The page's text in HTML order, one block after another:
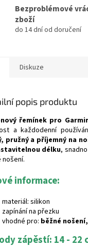
Bezproblémové
zboží
do 14 dní od doručení
Diskuze
popis produktu
řemínek pro
a každodenní
pružný a příjemný na
délku,
nošení.
informace:
materiál: silikon
zapínání na přezku
vhodné pro: běžné
zápěstí: 14 - 22